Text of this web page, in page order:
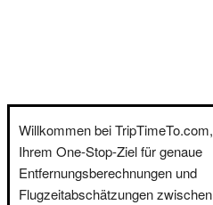
Willkommen bei TripTimeTo.com,
Ihrem One-Stop-Ziel für genaue
Entfernungsberechnungen und
Flugzeitabschätzungen zwischen